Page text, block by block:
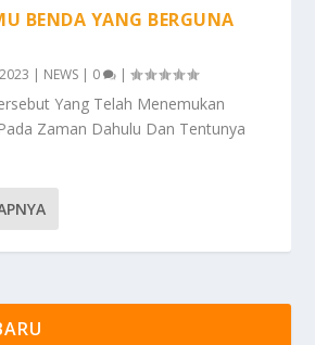
BENDA YANG BERGUNA
| NEWS | 0 |
Yang Telah Menemukan
Zaman Dahulu Dan Tentunya